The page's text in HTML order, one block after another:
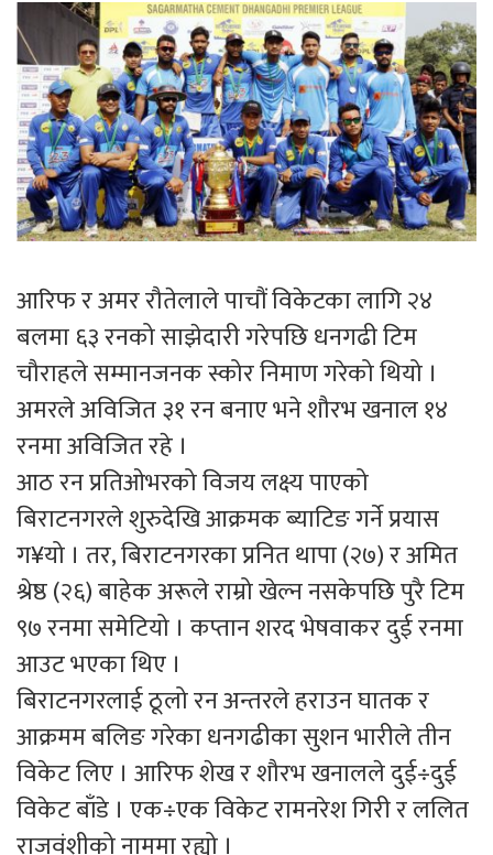
आरिफ र अमर रौतेलाले पाचौं विकेटका लागि २४
बलमा ६३ रनको साझेदारी गरेपछि धनगढी टिम
चौराहले सम्मानजनक स्कोर निमाण गरेको थियो ।
अमरले अविजित ३१ रन बनाए भने शौरभ खनाल १४
रनमा अविजित रहे ।
आठ रन प्रतिओभरको विजय लक्ष्य पाएको
बिराटनगरले शुरुदेखि आक्रमक ब्याटिङ गर्ने प्रयास
ग¥यो । तर, बिराटनगरका प्रनित थापा (२७) र अमित
श्रेष्ठ (२६) बाहेक अरूले राम्रो खेल्न नसकेपछि पुरै टिम
९७ रनमा समेटियो । कप्तान शरद भेषवाकर दुई रनमा
आउट भएका थिए ।
बिराटनगरलाई ठूलो रन अन्तरले हराउन घातक र
आक्रमम बलिङ गरेका धनगढीका सुशन भारीले तीन
विकेट लिए । आरिफ शेख र शौरभ खनालले दुई÷दुई
विकेट बाँडे । एक÷एक विकेट रामनरेश गिरी र ललित
राजवंशीको नाममा रह्यो ।